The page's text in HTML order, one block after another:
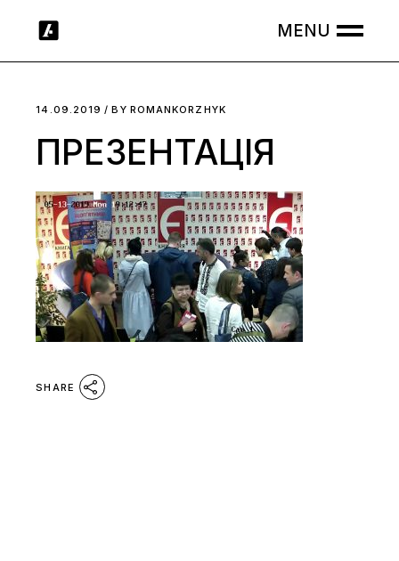
14.09.2019 BY ROMANKORZHYK
ПРЕЗЕНТАЦІЯ
SHARE